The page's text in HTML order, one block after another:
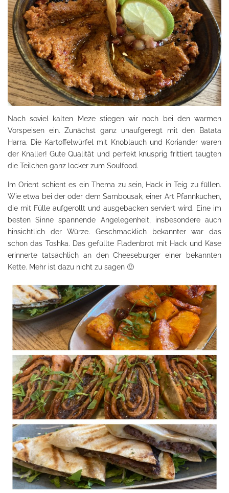
Nach soviel kalten Meze stiegen wir noch bei den warmen
Vorspeisen ein. Zunächst ganz unaufgeregt mit den Batata
Harra. Die Kartoffelwürfel mit Knoblauch und Koriander waren
der Knaller! Gute Qualität und perfekt knusprig frittiert taugten
die Teilchen ganz locker zum Soulfood.
Im Orient schient es ein Thema zu sein, Hack in Teig zu füllen.
Wie etwa bei der oder dem Sambousak, einer Art Pfannkuchen,
die mit Fülle aufgerollt und ausgebacken serviert wird. Eine im
besten Sinne spannende Angelegenheit, insbesondere auch
hinsichtlich der Würze. Geschmacklich bekannter war das
schon das Toshka. Das gefüllte Fladenbrot mit Hack und Käse
erinnerte tatsächlich an den Cheeseburger einer bekannten
Kette. Mehr ist dazu nicht zu sagen 🙂